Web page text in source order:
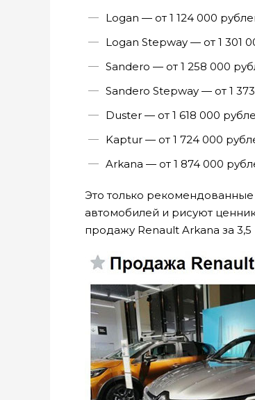
Logan — от 1 124 000
Logan Stepway — от 1 301
Sandero — от 1 258 000
Sandero Stepway — от 1
Duster — от 1 618 000
Kaptur — от 1 724 000
Arkana — от 1 874 000
Это только
автомобилей и рисуют
продажу Renault Arkana за 3,5